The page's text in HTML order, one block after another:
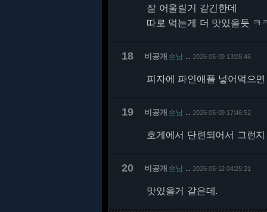
잘 어울릴거 같긴한데
따로 먹는게 더 맛있을듯 ㅋ
18 비공개 손님 2026-05-09 13:05:46
피자에 파인애플 넣어먹으
19 비공개 손님 2026-05-09 17:46:52
호게에서 단련되어서 그런
20 비공개 손님 2026-05-12 04:25:21
맛있을거 같은데.